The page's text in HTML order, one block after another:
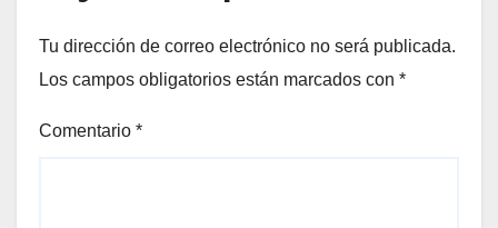
Tu dirección de correo electrónico no será publicada.
Los campos obligatorios están marcados con *
Comentario *